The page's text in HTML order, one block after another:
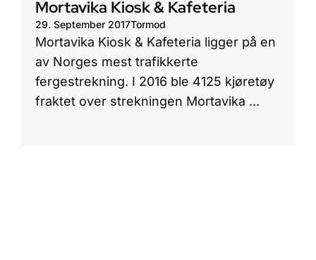
Mortavika Kiosk & Kafeteria
29. September 2017Tormod
Mortavika Kiosk & Kafeteria ligger på en
av Norges mest trafikkerte
fergestrekning. I 2016 ble 4125 kjøretøy
fraktet over strekningen Mortavika ...